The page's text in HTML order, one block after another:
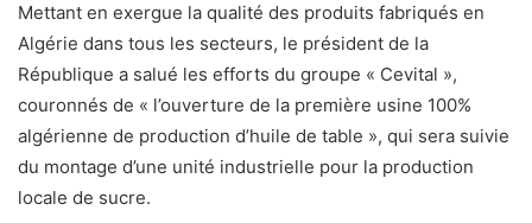
Mettant en exergue la qualité des produits fabriqués en
Algérie dans tous les secteurs, le président de la
République a salué les efforts du groupe « Cevital »,
couronnés de « l’ouverture de la première usine 100%
algérienne de production d’huile de table », qui sera suivie
du montage d’une unité industrielle pour la production
locale de sucre.